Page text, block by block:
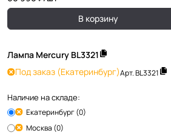
В корзину
Лампа Mercury BL3321
Под заказ (Екатеринбург)Арт.BL3321
Наличие на складе:
Екатеринбург (0)
Москва (0)